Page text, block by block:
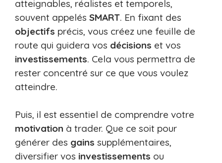
atteignables, réalistes et temporels,
souvent appelés SMART. En fixant des
objectifs précis, vous créez une feuille de
route qui guidera vos décisions et vos
investissements. Cela vous permettra de
rester concentré sur ce que vous voulez
atteindre.
Puis, il est essentiel de comprendre votre
motivation à trader. Que ce soit pour
générer des gains supplémentaires,
diversifier vos investissements ou